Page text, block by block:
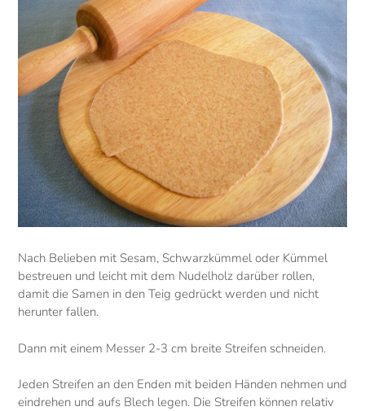
Nach Belieben mit Sesam, Schwarzkümmel oder Kümmel
bestreuen und leicht mit dem Nudelholz darüber rollen,
damit die Samen in den Teig gedrückt werden und nicht
herunter fallen.
Dann mit einem Messer 2-3 cm breite Streifen schneiden.
Jeden Streifen an den Enden mit beiden Händen nehmen und
eindrehen und aufs Blech legen. Die Streifen können relativ